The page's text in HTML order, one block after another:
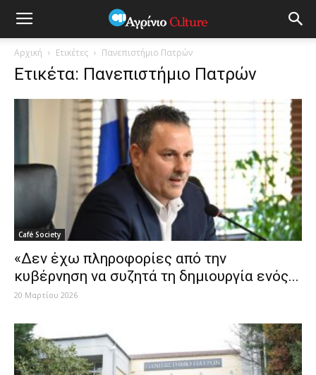
Αρχική Ετικέτες Πανεπιστήμιο Πατρών
Ετικέτα: Πανεπιστήμιο Πατρών
Café Society
«Δεν έχω πληροφορίες από την
κυβέρνηση να συζητά τη δημιουργία ενός...
20 Μαρτίου 2026